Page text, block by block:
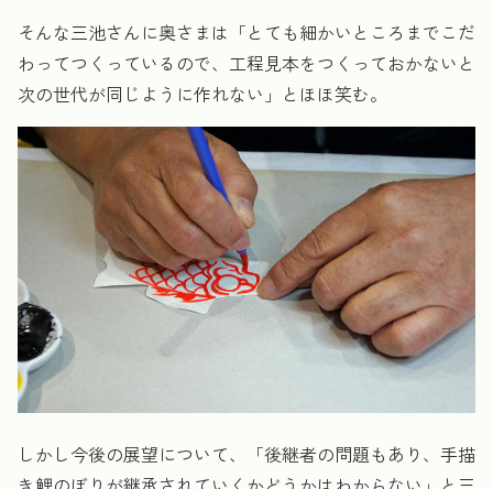
そんな三池さんに奥さまは「とても細かいところまでこだ
わってつくっているので、工程見本をつくっておかないと
次の世代が同じように作れない」とほほ笑む。
しかし今後の展望について、「後継者の問題もあり、手描